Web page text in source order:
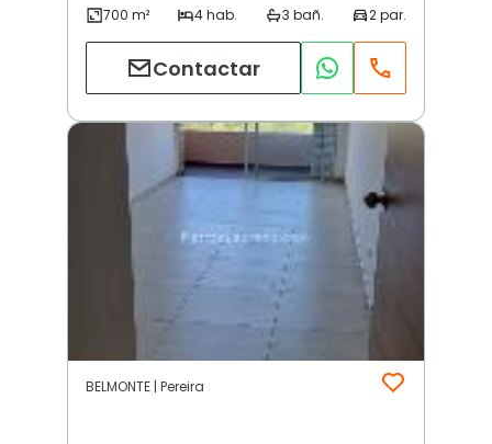
Contactar
BELMONTE | Pereira